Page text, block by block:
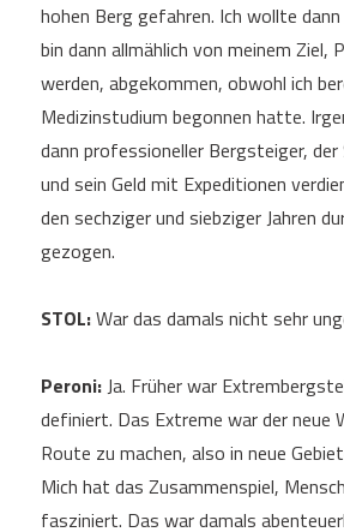
hohen Berg gefahren. Ich wollte
bin dann allmählich von meinem Ziel,
werden, abgekommen, obwohl ich
Medizinstudium begonnen hatte.
dann professioneller Bergsteiger,
und sein Geld mit Expeditionen
den sechziger und siebziger Jahren
gezogen.
STOL:War das damals nicht sehr
Peroni:Ja. Früher war
definiert. Das Extreme war der neue
Route zu machen, also in neue
Mich hat das Zusammenspiel,
fasziniert. Das war damals